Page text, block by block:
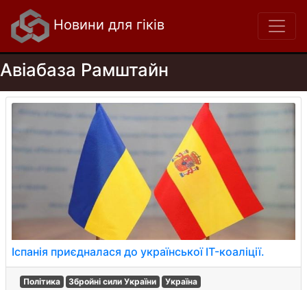
Новини для гіків
Авіабаза Рамштайн
Іспанія приєдналася до української IT-коаліції.
Політика Збройні сили України Україна